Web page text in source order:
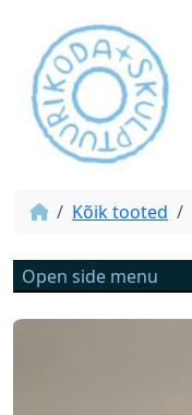
Kõik tooted
Open side menu